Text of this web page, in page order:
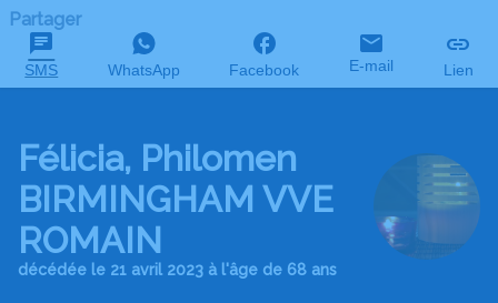
Partager
SMS WhatsApp Facebook E-mail Lien
Félicia, Philomen
BIRMINGHAM VVE
ROMAIN
décédée le 21 avril 2023 à l'âge de 68 ans